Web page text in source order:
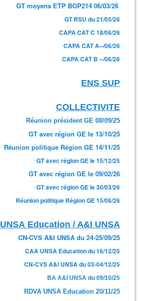
GT moyens ETP BOP214 06/03/26
GT RSU du 21/05/26
CAPA CAT C 18/06/26
CAPA CAT A--/06/26
CAPA CAT B --/06/26
ENS SUP
COLLECTIVITE
Réunion président GE 08/09/25
GT avec région GE le 13/10/25
Réunion politique Région GE 14/11/25
GT avec région GE le 15/12/25
GT avec région GE le 09/02/26
GT avec région GE le 30/03/26
Réunion politique Région GE 15/06/26
UNSA Education / A&I UNSA
CN-CVS A&I UNSA du 24-25/09/25
CAA UNSA Education du 16/12/25
CN-CVS A&I UNSA du 03-04/12/25
BA A&I UNSA du 09/10/25
RDVA UNSA Education 20/11/25